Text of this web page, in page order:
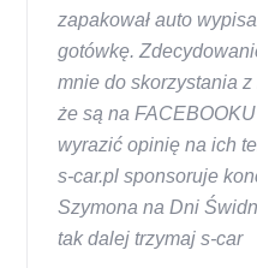
zapakował auto
gotówkę.
mnie do skorzystania z
że są na
wyrazić opinię na ich
s-car.pl sponsoruje
Szymona na Dni
tak dalej trzymaj s-car